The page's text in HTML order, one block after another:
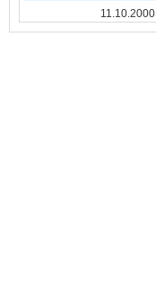
11.10.2000